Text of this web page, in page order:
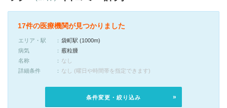
17件の医療機関が見つかりました
エリア・駅
袋町駅 (1000m)
病気
霰粒腫
名称
なし
詳細条件
なし (曜日や時間帯を指定できます)
条件変更・絞り込み